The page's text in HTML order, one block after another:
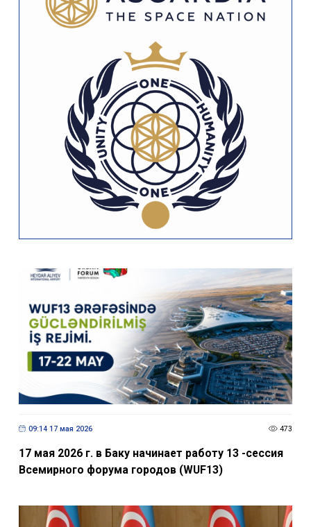
09:14 17 мая 2026 473
17 мая 2026 г. в Баку начинает работу 13 -сессия
Всемирного форума городов (WUF13)